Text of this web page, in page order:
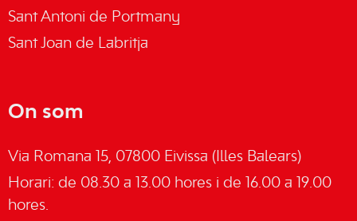
Sant Antoni de Portmany
Sant Joan de Labritja
On som
Via Romana 15, 07800 Eivissa (Illes Balears)
Horari: de 08.30 a 13.00 hores i de 16.00 a 19.00
hores.